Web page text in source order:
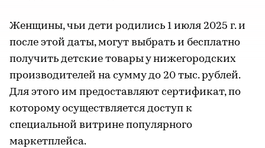
Женщины, чьи дети родились 1 июля 2025 г. и
после этой даты, могут выбрать и бесплатно
получить детские товары у нижегородских
производителей на сумму до 20 тыс. рублей.
Для этого им предоставляют сертификат, по
которому осуществляется доступ к
специальной витрине популярного
маркетплейса.